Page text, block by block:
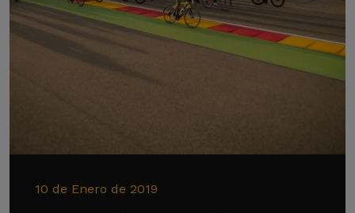
10 de Enero de 2019